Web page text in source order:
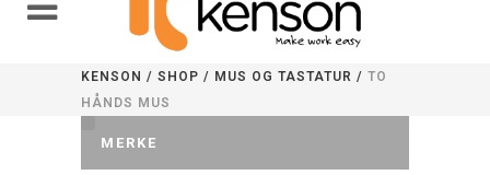
KENSON / SHOP / MUS OG TASTATUR / TO
HÅNDS MUS
MERKE